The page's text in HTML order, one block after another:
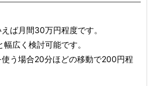
ば月間30万円程度です。
広く検討可能です。
う場合20分ほどの移動で200円程